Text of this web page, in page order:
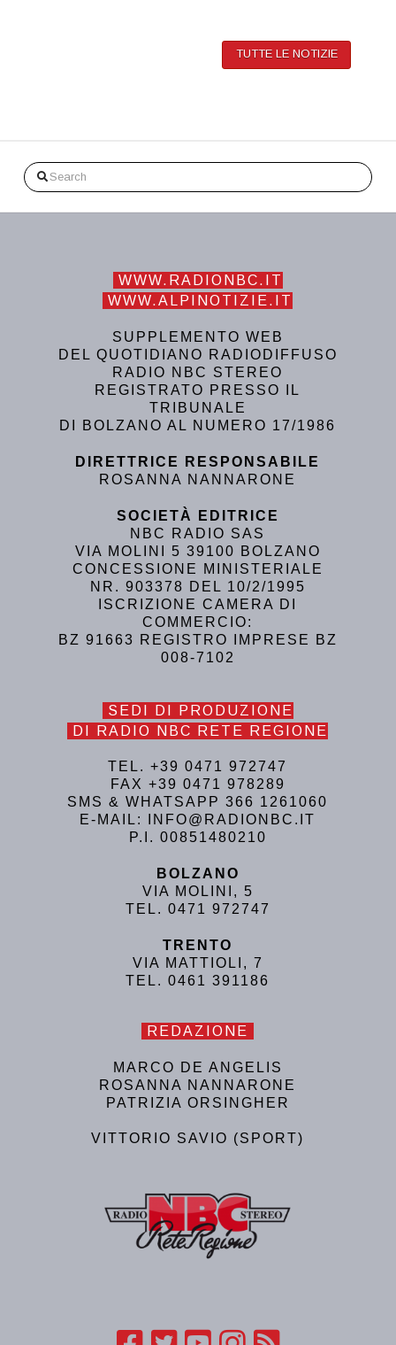
TUTTE LE NOTIZIE
Search
WWW.RADIONBC.IT
WWW.ALPINOTIZIE.IT
SUPPLEMENTO WEB
DEL QUOTIDIANO RADIODIFFUSO
RADIO NBC STEREO
REGISTRATO PRESSO IL
TRIBUNALE
DI BOLZANO AL NUMERO 17/1986
DIRETTRICE RESPONSABILE
ROSANNA NANNARONE
SOCIETÀ EDITRICE
NBC RADIO SAS
VIA MOLINI 5 39100 BOLZANO
CONCESSIONE MINISTERIALE
NR. 903378 DEL 10/2/1995
ISCRIZIONE CAMERA DI
COMMERCIO:
BZ 91663 REGISTRO IMPRESE BZ
008-7102
SEDI DI PRODUZIONE
DI RADIO NBC RETE REGIONE
TEL. +39 0471 972747
FAX +39 0471 978289
SMS & WHATSAPP 366 1261060
E-MAIL: INFO@RADIONBC.IT
P.I. 00851480210
BOLZANO
VIA MOLINI, 5
TEL. 0471 972747
TRENTO
VIA MATTIOLI, 7
TEL. 0461 391186
REDAZIONE
MARCO DE ANGELIS
ROSANNA NANNARONE
PATRIZIA ORSINGHER
VITTORIO SAVIO (SPORT)